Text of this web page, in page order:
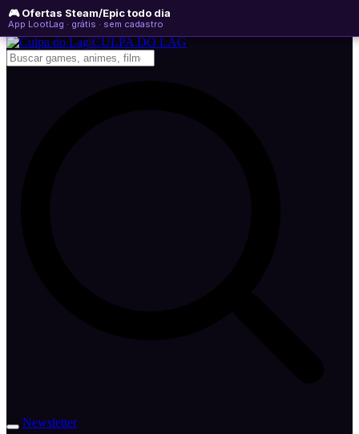
🎮 Ofertas Steam/Epic todo dia
App LootLag · grátis · sem cadastro
domingo, 09 de agosto de 2026 WhatsApp
Newsletter
CULPA DO LAG
Newsletter